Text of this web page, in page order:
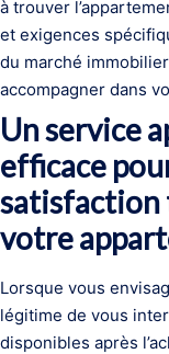
à trouver
et exigences
du marché
accompagner dans
Un service
efficace
satisfaction
votre
Lorsque vous
légitime de vous
disponibles après